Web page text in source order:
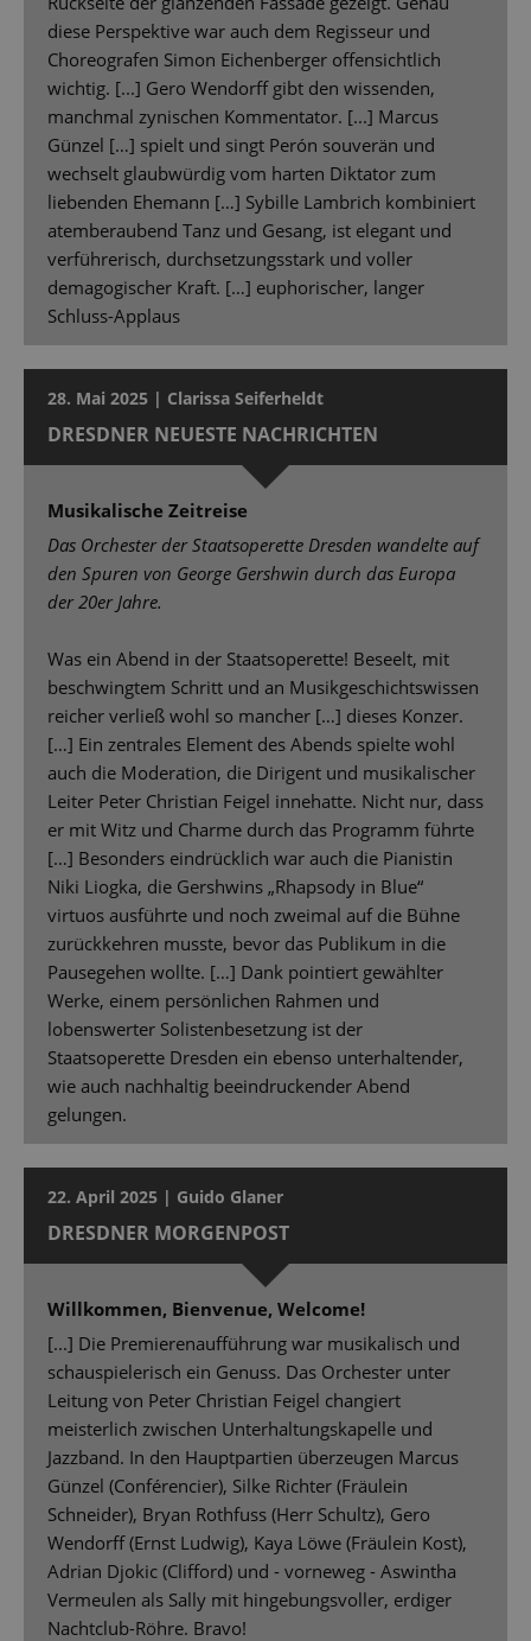
diese Perspektive war auch dem Regisseur und
Choreografen Simon Eichenberger offensichtlich
wichtig. [...] Gero Wendorff gibt den wissenden,
manchmal zynischen Kommentator. [...] Marcus
Günzel […] spielt und singt Perón souverän und
wechselt glaubwürdig vom harten Diktator zum
liebenden Ehemann […] Sybille Lambrich kombiniert
atemberaubend Tanz und Gesang, ist elegant und
verführerisch, durchsetzungsstark und voller
demagogischer Kraft. […] euphorischer, langer
Schluss-Applaus
28. Mai 2025 | Clarissa Seiferheldt
DRESDNER NEUESTE NACHRICHTEN
Musikalische Zeitreise
Das Orchester der Staatsoperette Dresden wandelte auf
den Spuren von George Gershwin durch das Europa
der 20er Jahre.
Was ein Abend in der Staatsoperette! Beseelt, mit
beschwingtem Schritt und an Musikgeschichtswissen
reicher verließ wohl so mancher […] dieses Konzer.
[…] Ein zentrales Element des Abends spielte wohl
auch die Moderation, die Dirigent und musikalischer
Leiter Peter Christian Feigel innehatte. Nicht nur, dass
er mit Witz und Charme durch das Programm führte
[…] Besonders eindrücklich war auch die Pianistin
Niki Liogka, die Gershwins „Rhapsody in Blue“
virtuos ausführte und noch zweimal auf die Bühne
zurückkehren musste, bevor das Publikum in die
Pausegehen wollte. […] Dank pointiert gewählter
Werke, einem persönlichen Rahmen und
lobenswerter Solistenbesetzung ist der
Staatsoperette Dresden ein ebenso unterhaltender,
wie auch nachhaltig beeindruckender Abend
gelungen.
22. April 2025 | Guido Glaner
DRESDNER MORGENPOST
Willkommen, Bienvenue, Welcome!
[...] Die Premierenaufführung war musikalisch und
schauspielerisch ein Genuss. Das Orchester unter
Leitung von Peter Christian Feigel changiert
meisterlich zwischen Unterhaltungskapelle und
Jazzband. In den Hauptpartien überzeugen Marcus
Günzel (Conférencier), Silke Richter (Fräulein
Schneider), Bryan Rothfuss (Herr Schultz), Gero
Wendorff (Ernst Ludwig), Kaya Löwe (Fräulein Kost),
Adrian Djokic (Clifford) und - vorneweg - Aswintha
Vermeulen als Sally mit hingebungsvoller, erdiger
Nachtclub-Röhre. Bravo!